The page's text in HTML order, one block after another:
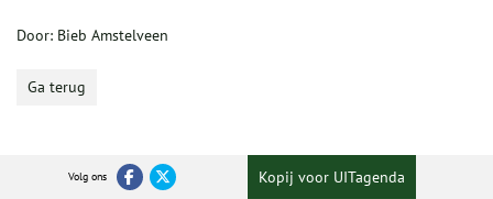
Door: Bieb Amstelveen
Ga terug
Volg ons Kopij voor UITagenda